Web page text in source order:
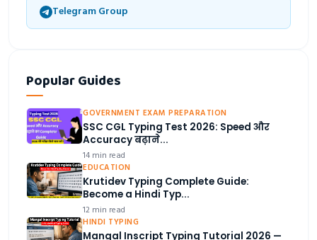
Telegram Group
Popular Guides
GOVERNMENT EXAM PREPARATION
SSC CGL Typing Test 2026: Speed और
Accuracy बढ़ाने...
14 min read
EDUCATION
Krutidev Typing Complete Guide:
Become a Hindi Typ...
12 min read
HINDI TYPING
Mangal Inscript Typing Tutorial 2026 —